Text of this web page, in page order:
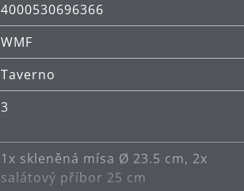
4000530696366
WMF
Taverno
3
1x skleněná mísa Ø 23.5 cm, 2x
salátový příbor 25 cm